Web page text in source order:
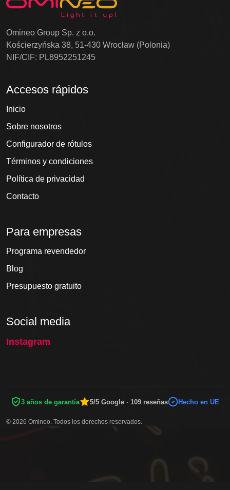
Omineo Group Sp. z o.o.
Kościerzyńska 38, 51-430 Wrocław (Polonia)
NIF/CIF: PL8952251245
Accesos rápidos
Inicio
Sobre nosotros
Configurador de rótulos
Términos y condiciones
Política de privacidad
Contacto
Para empresas
Programa revendedor
Blog
Presupuesto gratuito
Social media
Instagram
3 años de garantía 5/5 Google · 109 reseñas Hecho en UE
© 2026 Omineo. Todos los derechos reservados.